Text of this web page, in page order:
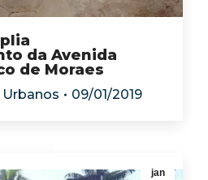
da Avenida
de Moraes
Urbanos 09/01/2019
jan